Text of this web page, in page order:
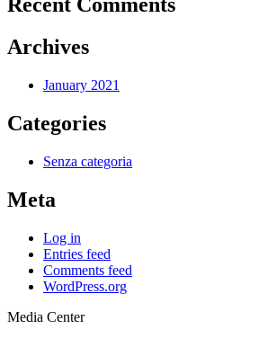
Recent Comments
Archives
January 2021
Categories
Senza categoria
Meta
Log in
Entries feed
Comments feed
WordPress.org
Media Center